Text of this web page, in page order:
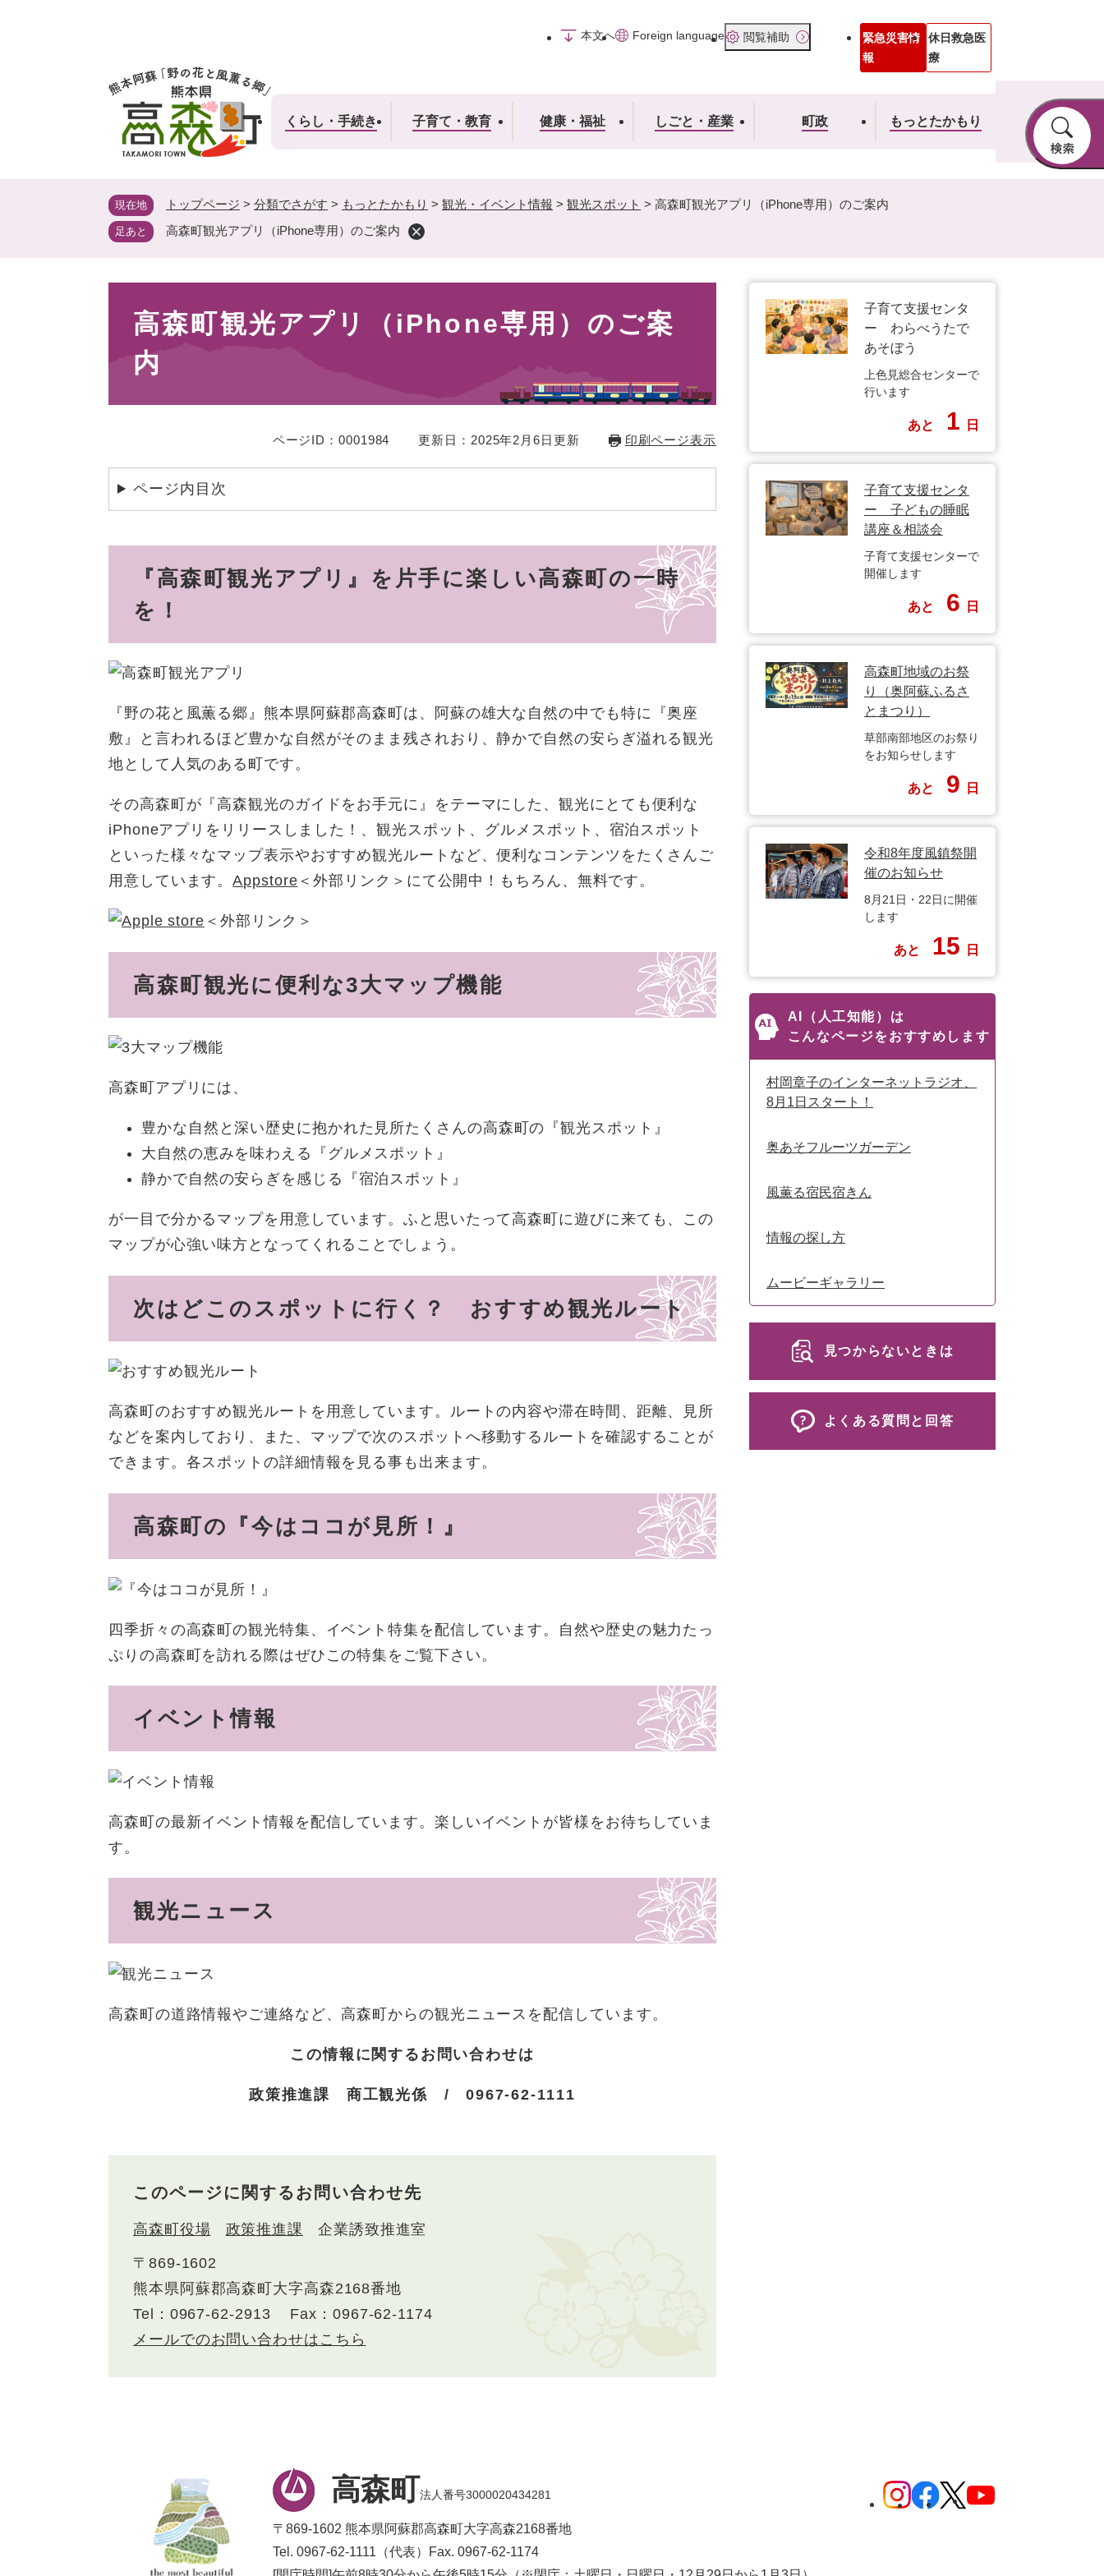
本文へ
Foreign language 閲覧補助
くらし・手続き 子育て・教育 健康・福祉 しごと・産業 町政 もっとたかもり
緊急災害情
報
休日救急医
療
現在地 トップページ > 分類でさがす > もっとたかもり > 観光・イベント情報 > 観光スポット > 高森町観光アプリ（iPhone専用）のご案内
足あと 高森町観光アプリ（iPhone専用）のご案内
高森町観光アプリ（iPhone専用）のご案
内
ページID：0001984 更新日：2025年2月6日更新 印刷ページ表示
ページ内目次
『高森町観光アプリ』を片手に楽しい高森町の一時
を！
『野の花と風薫る郷』熊本県阿蘇郡高森町は、阿蘇の雄大な自然の中でも特に『奥座
敷』と言われるほど豊かな自然がそのまま残されおり、静かで自然の安らぎ溢れる観光
地として人気のある町です。
その高森町が『高森観光のガイドをお手元に』をテーマにした、観光にとても便利な
iPhoneアプリをリリースしました！、観光スポット、グルメスポット、宿泊スポット
といった様々なマップ表示やおすすめ観光ルートなど、便利なコンテンツをたくさんご
用意しています。Appstore ＜外部リンク＞ にて公開中！もちろん、無料です。
＜外部リンク＞
高森町観光に便利な3大マップ機能
高森町アプリには、
豊かな自然と深い歴史に抱かれた見所たくさんの高森町の『観光スポット』
大自然の恵みを味わえる『グルメスポット』
静かで自然の安らぎを感じる『宿泊スポット』
が一目で分かるマップを用意しています。ふと思いたって高森町に遊びに来ても、この
マップが心強い味方となってくれることでしょう。
次はどこのスポットに行く？ おすすめ観光ルート
高森町のおすすめ観光ルートを用意しています。ルートの内容や滞在時間、距離、見所
などを案内しており、また、マップで次のスポットへ移動するルートを確認することが
できます。各スポットの詳細情報を見る事も出来ます。
高森町の『今はココが見所！』
四季折々の高森町の観光特集、イベント特集を配信しています。自然や歴史の魅力たっ
ぷりの高森町を訪れる際はぜひこの特集をご覧下さい。
イベント情報
高森町の最新イベント情報を配信しています。楽しいイベントが皆様をお待ちしていま
す。
観光ニュース
高森町の道路情報やご連絡など、高森町からの観光ニュースを配信しています。
この情報に関するお問い合わせは
政策推進課 商工観光係 / 0967-62-1111
このページに関するお問い合わせ先
高森町役場 政策推進課 企業誘致推進室
〒869-1602
熊本県阿蘇郡高森町大字高森2168番地
Tel：0967-62-2913
Fax：0967-62-1174
メールでのお問い合わせはこちら
子育て支援センタ
ー わらべうたで
あそぼう
上色見総合センターで
行います
あと 1 日
子育て支援センタ
ー 子どもの睡眠
講座＆相談会
子育て支援センターで
開催します
あと 6 日
高森町地域のお祭
り（奥阿蘇ふるさ
とまつり）
草部南部地区のお祭り
をお知らせします
あと 9 日
令和8年度風鎮祭開
催のお知らせ
8月21日・22日に開催
します
あと 15 日
AI（人工知能）は
こんなページをおすすめします
村岡章子のインターネットラジオ、
8月1日スタート！
奥あそフルーツガーデン
風薫る宿民宿きん
情報の探し方
ムービーギャラリー
見つからないときは
よくある質問と回答
高森町法人番号3000020434281
〒869-1602 熊本県阿蘇郡高森町大字高森2168番地
Tel. 0967-62-1111（代表）
Fax. 0967-62-1174